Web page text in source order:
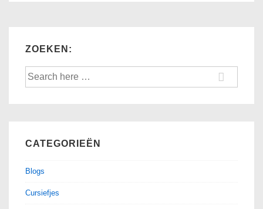
ZOEKEN:
Search
CATEGORIEËN
Blogs
Cursiefjes